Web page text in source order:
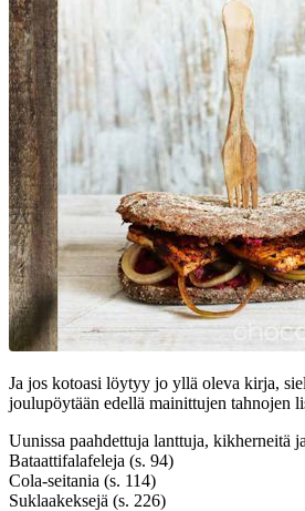
Ja jos kotoasi löytyy jo yllä oleva kirja,
joulupöytään edellä mainittujen tahnojen
Uunissa paahdettuja lanttuja, kikherneitä
Bataattifalafeleja (s. 94)
Cola-seitania (s. 114)
Suklaakeksejä (s. 226)